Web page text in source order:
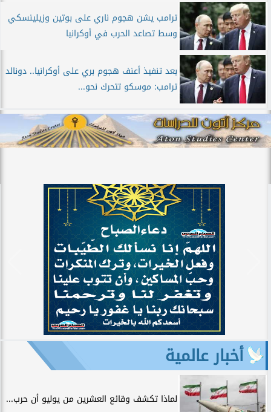
ترامب يشن هجوم ناري على بوتين وزيلينسكي
وسط تصاعد الحرب في أوكرانيا
بعد تنفيذ أعنف هجوم بري على أوكرانيا.. دونالد
ترامب: موسكو تتحرك نحو...
أخبار عالمية
لماذا تكشف وقائع العشرين من يوليو أن حرب...